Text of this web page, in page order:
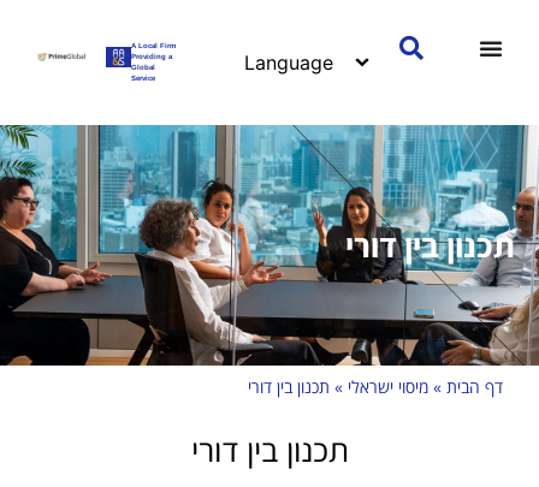
A Local Firm
Providing a
Global
Service
תכנון בין דורי
דף הבית » מיסוי ישראלי » תכנון בין דורי
תכנון בין דורי